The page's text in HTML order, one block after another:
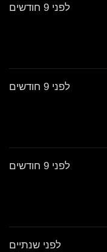
לפני 9 חודשים
לפני 9 חודשים
לפני 9 חודשים
לפני שנתיים